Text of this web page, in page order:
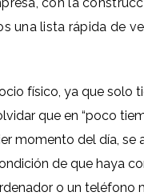
con la
una lista rápida de
físico, ya que solo
que en “poco
momento del día, se
de que haya
o un teléfono